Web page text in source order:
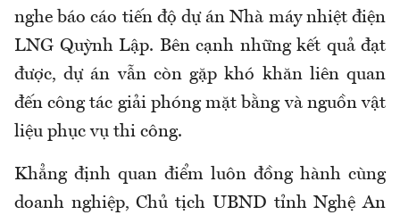
nghe báo cáo tiến độ dự án Nhà máy nhiệt điện
LNG Quỳnh Lập. Bên cạnh những kết quả đạt
được, dự án vẫn còn gặp khó khăn liên quan
đến công tác giải phóng mặt bằng và nguồn vật
liệu phục vụ thi công.
Khẳng định quan điểm luôn đồng hành cùng
doanh nghiệp, Chủ tịch UBND tỉnh Nghệ An